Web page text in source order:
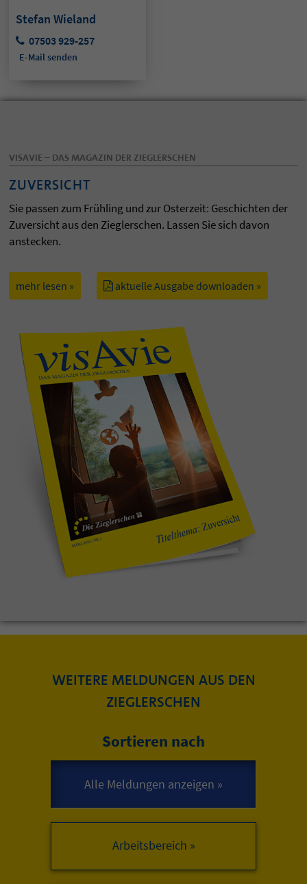
Stefan Wieland
07503 929-257
E-Mail senden
VISAVIE – DAS MAGAZIN DER ZIEGLERSCHEN
ZUVERSICHT
Sie passen zum Frühling und zur Osterzeit: Geschichten der
Zuversicht aus den Zieglerschen. Lassen Sie sich davon
anstecken.
mehr lesen » aktuelle Ausgabe downloaden »
WEITERE MELDUNGEN AUS DEN
ZIEGLERSCHEN
Sortieren nach
Arbeitsbereich »